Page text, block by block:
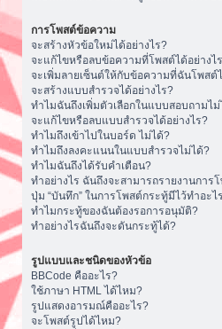
การโพสต์ข้อความ
จะสร้างหัวข้อใหม่ได้อย่างไร?
จะแก้ไขหรือลบข้อความที่โพสต์ได้อย่างไ
จะเพิ่มลายเซ็นต์ให้กับข้อความที่ฉันโพสต์
จะสร้างแบบสำรวจได้อย่างไร?
ทำไมฉันถึงเพิ่มตัวเลือกในแบบสอบถามไม่
จะแก้ไขหรือลบแบบสำรวจได้อย่างไร?
ทำไมถึงเข้าไปในบอร์ด ไม่ได้?
ทำไมถึงลงคะแนนในแบบสำรวจไม่ได้?
ทำไมฉันถึงได้รับคำเตือน?
ทำอย่างไร ฉันถึงจะสามารถรายงานการ
ปุ่ม “บันทึก” ในการโพสต์กระทู้มีไว้ทำอะไ
ทำไมกระทู้ของฉันต้องรอการอนุมัติ?
ทำอย่างไรฉันถึงจะดันกระทู้ได้?
รูปแบบและชนิดของหัวข้อ
BBCode คืออะไร?
ใช้ภาษา HTML ได้ไหม?
รูปแสดงอารมณ์คืออะไร?
จะโพสต์รูปได้ไหม?